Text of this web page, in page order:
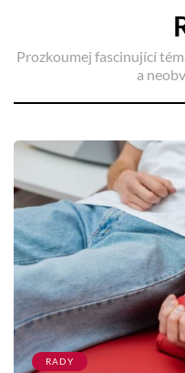
Prozkoumej fascinující
a
RADY